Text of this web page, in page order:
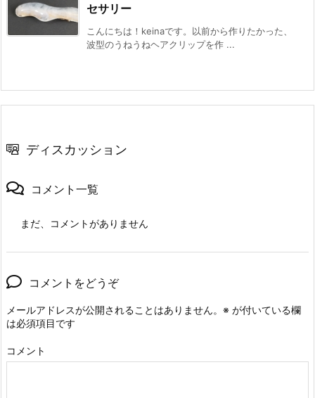
セサリー
こんにちは！keinaです。以前から作りたかった、
波型のうねうねヘアクリップを作 ...
ディスカッション
コメント一覧
まだ、コメントがありません
コメントをどうぞ
メールアドレスが公開されることはありません。 ※ が付いている欄
は必須項目です
コメント